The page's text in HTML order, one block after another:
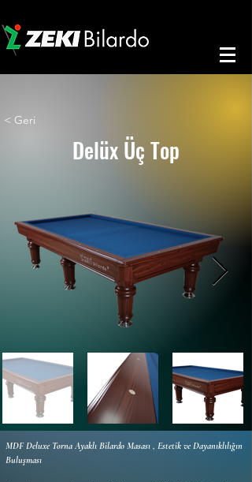
< Geri
Delüx Üç Top
MDF Deluxe Torna Ayaklı Bilardo Masası , Estetik ve Dayanıklılığın
Buluşması